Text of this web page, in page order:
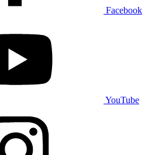
Facebook
YouTube